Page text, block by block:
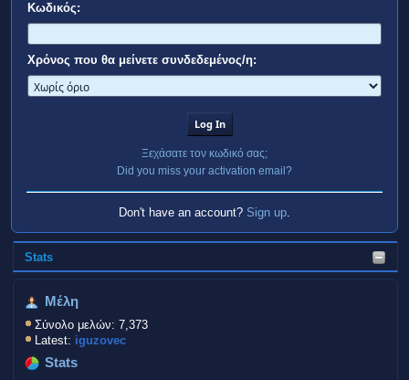
Stats
Μέλη
Σύνολο μελών: 7,373
Latest: iguzovec
Stats
Κωδικός:
Χρόνος που θα μείνετε συνδεδεμένος/η:
Ξεχάσατε τον κωδικό σας;
Did you miss your activation email?
Don't have an account? Sign up.